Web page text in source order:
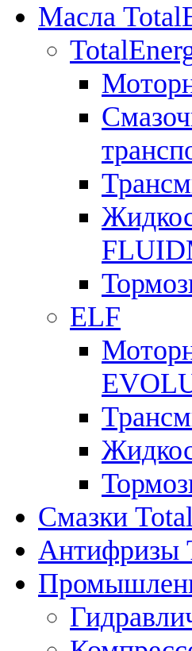
Масла
ELF
Смазки
Антифризы